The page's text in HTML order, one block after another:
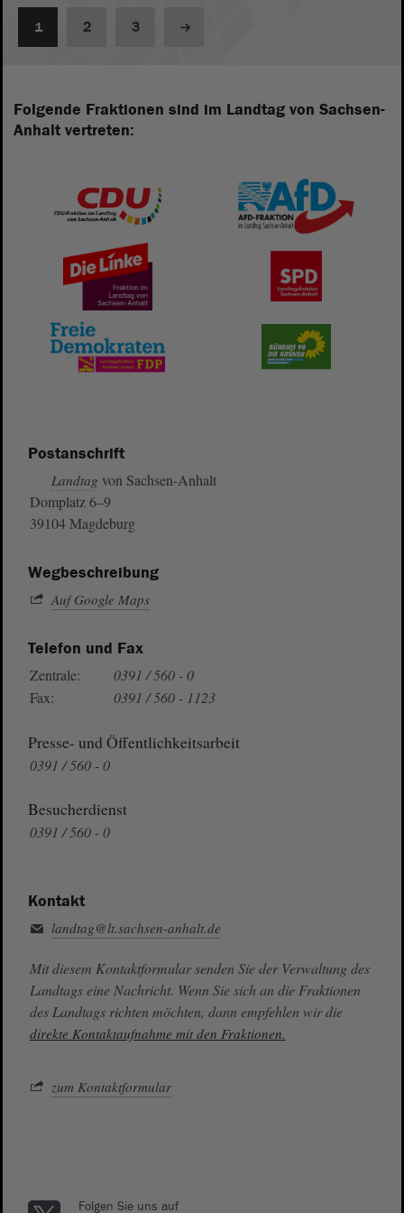
1 2 3
Folgende Fraktionen sind im Landtag von Sachsen-
Anhalt vertreten:
Postanschrift
Landtag von Sachsen-Anhalt
Domplatz 6–9
39104 Magdeburg
Wegbeschreibung
Auf Google Maps
Telefon und Fax
Zentrale:
0391 / 560 - 0
Fax:
0391 / 560 - 1123
Presse- und Öffentlichkeitsarbeit
0391 / 560 - 0
Besucherdienst
0391 / 560 - 0
Kontakt
landtag@lt.sachsen-anhalt.de
Mit diesem Kontaktformular senden Sie der Verwaltung des
Landtags eine Nachricht. Wenn Sie sich an die Fraktionen
des Landtags richten möchten, dann empfehlen wir die
direkte Kontaktaufnahme mit den Fraktionen.
zum Kontaktformular
Folgen Sie uns auf